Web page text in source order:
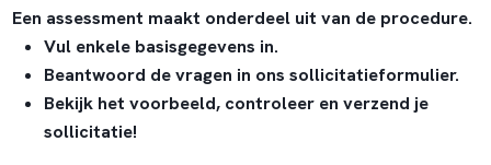
Een assessment maakt onderdeel uit van de procedure.
Vul enkele basisgegevens in.
Beantwoord de vragen in ons sollicitatieformulier.
Bekijk het voorbeeld, controleer en verzend je
sollicitatie!